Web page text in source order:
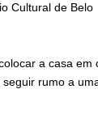
Cultural de Belo
a casa em
rumo a